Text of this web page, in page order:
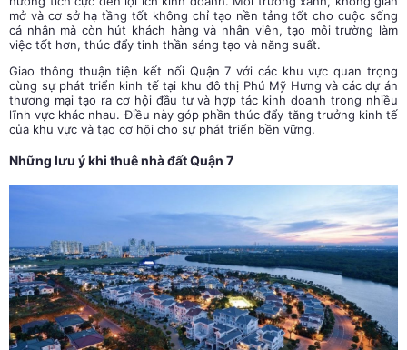
mở và cơ sở hạ tầng tốt không chỉ tạo nền tảng tốt cho cuộc sống
cá nhân mà còn hút khách hàng và nhân viên, tạo môi trường làm
việc tốt hơn, thúc đẩy tinh thần sáng tạo và năng suất.
Giao thông thuận tiện kết nối Quận 7 với các khu vực quan trọng
cùng sự phát triển kinh tế tại khu đô thị Phú Mỹ Hưng và các dự án
thương mại tạo ra cơ hội đầu tư và hợp tác kinh doanh trong nhiều
lĩnh vực khác nhau. Điều này góp phần thúc đẩy tăng trưởng kinh tế
của khu vực và tạo cơ hội cho sự phát triển bền vững.
Những lưu ý khi thuê nhà đất Quận 7